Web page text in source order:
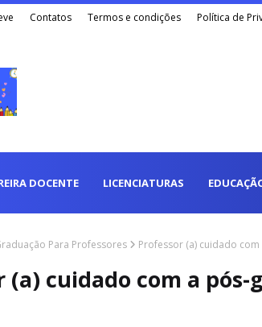
Contatos Termos e condições Política de
DOCENTE LICENCIATURAS
Para Professores Professor (a) cuidado
(a) cuidado com a